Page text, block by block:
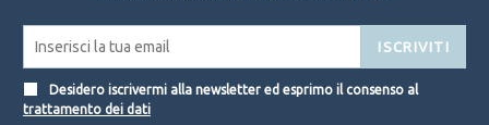
ISCRIVITI
Desidero iscrivermi alla newsletter ed esprimo il consenso al
trattamento dei dati